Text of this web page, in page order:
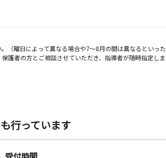
曜日によって異なる場合や7～8月の間は異なるといった
者の方とご相談させていただき、指導者が随時指定しま
も行っています